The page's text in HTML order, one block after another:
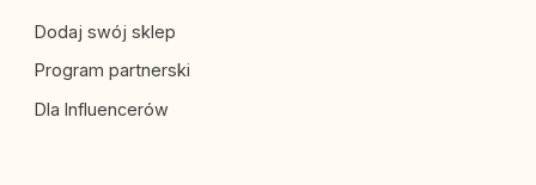
Dodaj swój sklep
Program partnerski
Dla Influencerów